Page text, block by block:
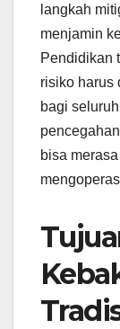
langkah
menjamin
Pendidikan
risiko harus
bagi
bisa